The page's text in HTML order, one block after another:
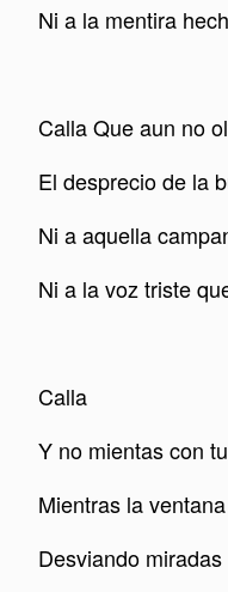
Ni a la mentira
Calla Que aun no
El desprecio de la
Ni a aquella
Ni a la voz triste
Calla
Y no mientas con
Mientras la
Desviando miradas